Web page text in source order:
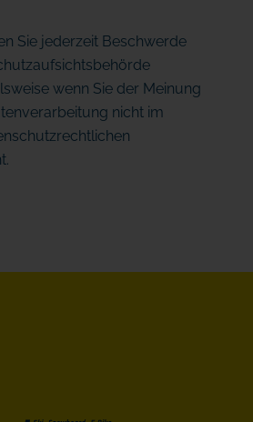
Sie jederzeit Beschwerde
wenn Sie der Meinung
nicht im